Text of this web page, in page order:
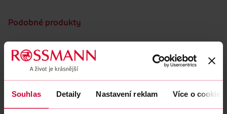
Souhlas Detaily Nastavení reklam Více o cookies
Podobné produkty
Obsah se nám momentálně nedaří načíst, zkuste to prosím